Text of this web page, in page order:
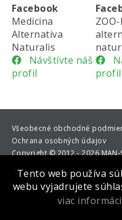
Facebook
Medicina
Alternativa
Naturalis
Návštívte náš
profil
profil
Všeobecné obchodné
Ochrana osobných údajov
Copyright©2012 - 2026
Tento web používa
webu vyjadrujete
viac